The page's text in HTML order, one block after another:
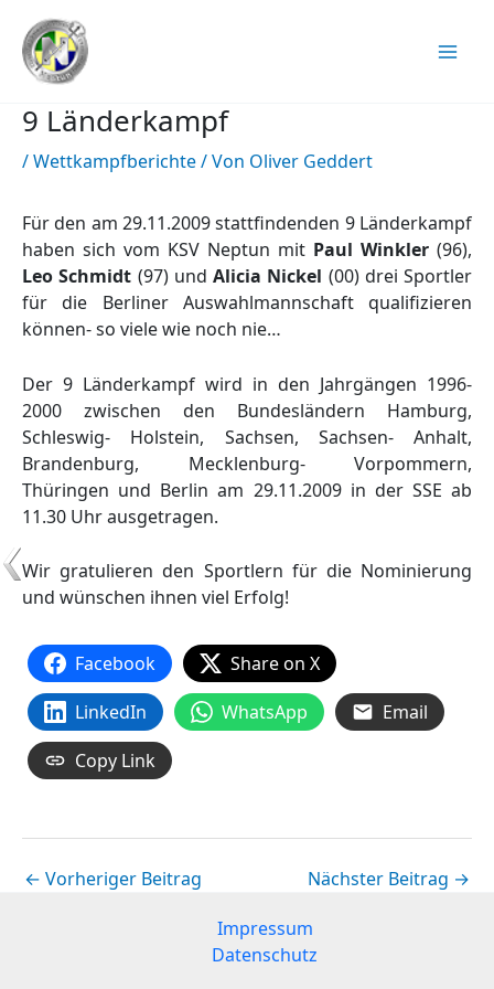
Inhalt
springen
9 Länderkampf
/Wettkampfberichte/ Von Oliver Geddert
Für den am 29.11.2009 stattfindenden 9 Länderkampf
haben sich vom KSV Neptun mit Paul Winkler (96),
Leo Schmidt (97) und Alicia Nickel (00) drei Sportler
für die Berliner Auswahlmannschaft qualifizieren
können- so viele wie noch nie…
Der 9 Länderkampf wird in den Jahrgängen 1996-
2000 zwischen den Bundesländern Hamburg,
Schleswig- Holstein, Sachsen, Sachsen- Anhalt,
Brandenburg, Mecklenburg- Vorpommern,
Thüringen und Berlin am 29.11.2009 in der SSE ab
11.30 Uhr ausgetragen.
Wir gratulieren den Sportlern für die Nominierung
und wünschen ihnen viel Erfolg!
Facebook
Share on X
LinkedIn
WhatsApp
Email
Copy Link
← Vorheriger Beitrag Nächster Beitrag →
Impressum
Datenschutz